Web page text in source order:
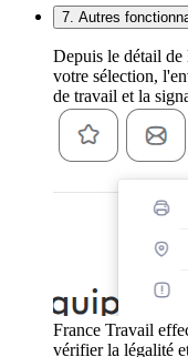
7. Autres
Depuis le détail
votre sélection,
de travail et la
France Travail
vérifier la légalité